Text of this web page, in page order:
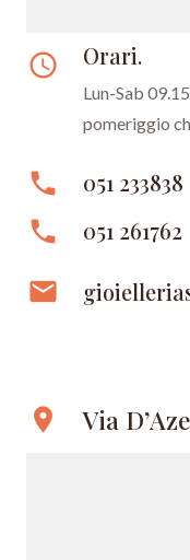
access_time Orari.
Lun-Sab
pomeriggio
phone 051 233838
phone 051 261762
email
location_on Via